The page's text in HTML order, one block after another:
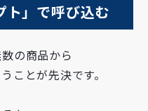
ト」で呼び込む
の商品から
ことが先決です。